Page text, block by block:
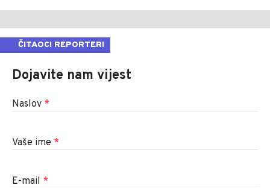
ČITAOCI REPORTERI
Dojavite nam vijest
Naslov *
Vaše ime *
E-mail *